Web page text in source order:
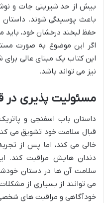
بیش از حد شیرینی جات و
باعث پوسیدگی شوند. داستان
حفظ لبخند درخشان خود، باید
اگر این موضوع به صورت
این کتاب یک مبنای عالی
نیز می تواند باشد.
مسئولیت پذیری
داستان باب اسفنجی و
قبال سلامت خود تشویق می
خالی می کند، اما پس از
دندان هایش مراقبت کند.
سلامت آن ها در دستان
می توانند از بسیاری از
خودآگاهی و مراقبت های